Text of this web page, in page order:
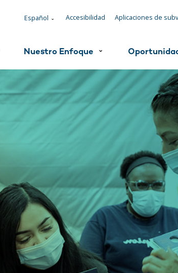
Español ˇ Accesibilidad Aplicaciones de
Nuestro Enfoque ˇ